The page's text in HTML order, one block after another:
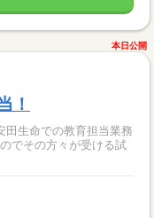
本日公開
！
田生命での教育担当業務
でその方々が受ける試